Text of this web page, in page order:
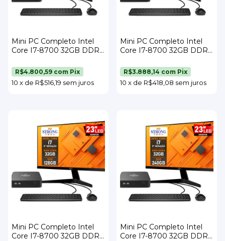
Mini PC Completo Intel
Core I7-8700 32GB DDR4
Teclado e Mouse Strong
Tech
10 x de R$516,19 sem juros
R$4.800,59 com Pix
Mini PC Completo Intel
Core I7-8700 32GB DDR4
23" Teclado e Mouse
Strong Tech
10 x de R$418,08 sem juros
R$3.888,14 com Pix
Mini PC Completo Intel
Core I7-8700 32GB DDR4
Mini PC Completo Intel
Core I7-8700 32GB DDR4